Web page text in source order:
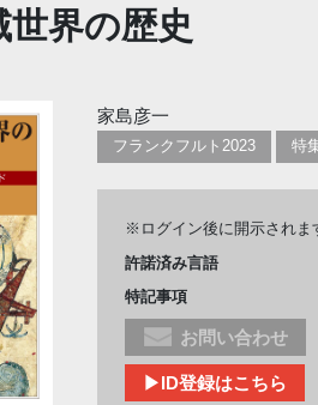
界の歴史
家島彦一
フランクフルト2023 特
※ログイン後に開示されま
許諾済み言語
特記事項
お問い合わせ
▶ID登録はこちら